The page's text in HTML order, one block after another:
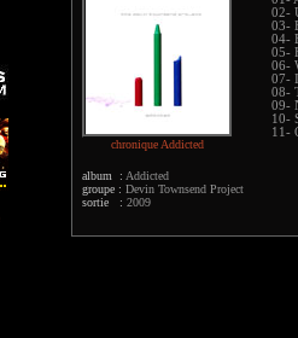
chronique Addicted
album : Addicted
groupe : Devin Townsend Project
sortie : 2009
02-
03-
04-
05-
06-
07-
08-
09-
10-
11-